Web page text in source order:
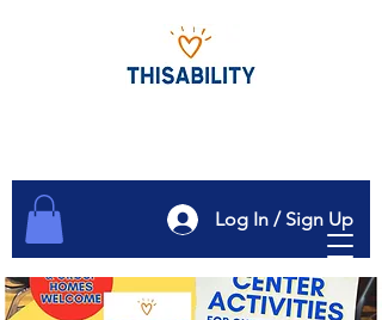
Log In / Sign Up